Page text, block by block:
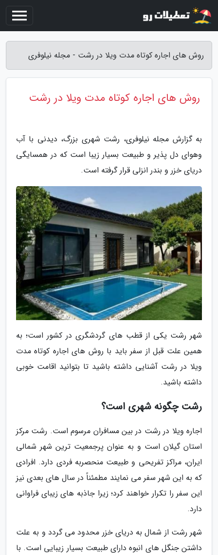
روش های اجاره کوتاه مدت ویلا در رشت - مجله نیلوفری
روش های اجاره کوتاه مدت ویلا در رشت
به گزارش مجله نیلوفری، رشت شهری بزرگ، دیدنی با آب
وهوای دل پذیر و طبیعت بسیار زیبا است که در همسایگی
دریای خزر و بندر انزلی قرار گرفته است.
شهر رشت یکی از قطب های گردشگری در کشور است؛ به
همین علت قبل از سفر باید با روش های اجاره کوتاه مدت
ویلا در رشت آشنایی داشته باشید تا بتوانید اقامت خوبی
داشته باشید.
رشت چگونه شهری است؟
اجاره ویلا در رشت در بین مسافران مرسوم است. رشت مرکز
استان گیلان است و به عنوان پرجمعیت ترین شهر شمالی
ایران، مراکز تفریحی و طبیعت منحصربه فردی دارد. افرادی
که به این شهر سفر می نمایند مطمئناً در سال های بعدی نیز
این سفر را تکرار خواهند کرد؛ زیرا جاذبه های زیبای فراوانی
دارد.
شهر رشت از شمال به دریای خزر محدود می گردد و به علت
داشتن جنگل های انبوه دارای طبیعت بسیار زیبایی است. با